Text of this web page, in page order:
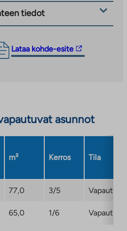
tiedot
Lataa kohde-esite
Linkki
vie
uuteen
asunnot
m² Kerros Tila
77,0 3/5
65,0 1/6